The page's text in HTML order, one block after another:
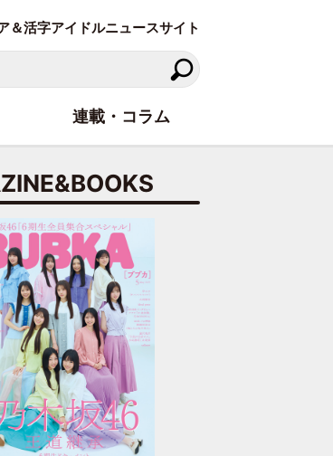
＆活字アイドルニュースサイト
連載・コラム